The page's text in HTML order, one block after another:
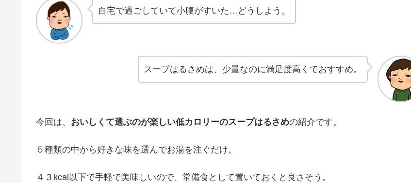
自宅で過ごしていて小腹がすいた…どうしよう。
スープはるさめは、少量なのに満足度高くておすすめ。
今回は、 おいしくて選ぶのが楽しい低カロリーのスープはるさめの紹介です。
５種類の中から好きな味を選んでお湯を注ぐだけ。
４３kcal以下で手軽で美味しいので、常備食として置いておくと良さそう。